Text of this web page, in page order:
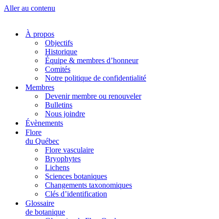
Aller au contenu
À propos
Objectifs
Historique
Équipe & membres d’honneur
Comités
Notre politique de confidentialité
Membres
Devenir membre ou renouveler
Bulletins
Nous joindre
Évènements
Flore
du Québec
Flore vasculaire
Bryophytes
Lichens
Sciences botaniques
Changements taxonomiques
Clés d’identification
Glossaire
de botanique